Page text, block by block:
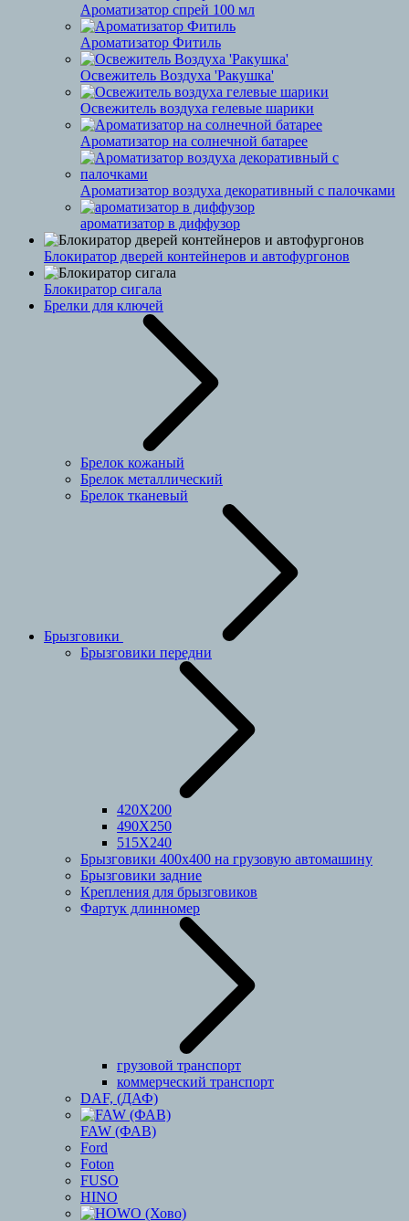
Ароматизатор спрей 100 мл
Ароматизатор Фитиль
Освежитель Воздуха 'Ракушка'
Освежитель воздуха гелевые шарики
Ароматизатор на солнечной батарее
Ароматизатор воздуха декоративный с палочками
ароматизатор в диффузор
Блокиратор дверей контейнеров и автофургонов
Блокиратор сигала
Брелки для ключей
Брелок кожаный
Брелок металлический
Брелок тканевый
Брызговики
Брызговики передни
420Х200
490Х250
515Х240
Брызговики 400х400 на грузовую автомашину
Брызговики задние
Крепления для брызговиков
Фартук длинномер
грузовой транспорт
коммерческий транспорт
DAF, (ДАФ)
FAW (ФАВ)
Ford
Foton
FUSO
HINO